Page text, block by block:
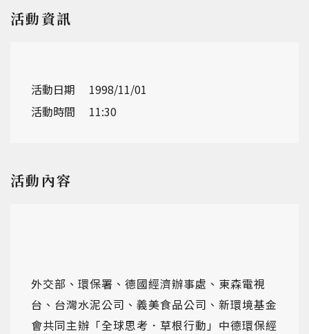
活動資訊
活動日期
1998/11/01
活動時間
11:30
活動內容
外交部、環保署、德國經濟辦事處、東森電視
台、台灣水泥公司、義美食品公司、新環境基金
會共同主辦「全球思考．草根行動」中德環保經